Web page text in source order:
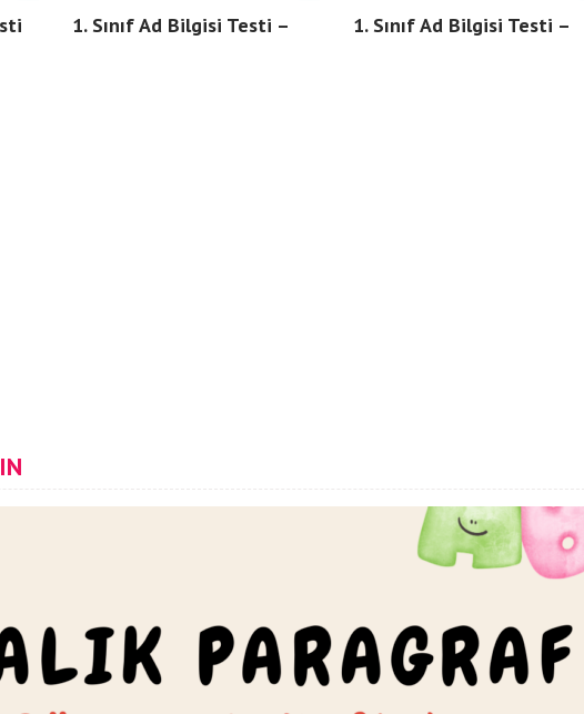
1. Sınıf Ad Bilgisi Testi – 1. Sınıf Ad Bilgisi Testi –